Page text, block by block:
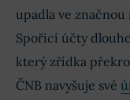
upadla ve
Spořicí účty
který zřídka
ČNB navyšuje své